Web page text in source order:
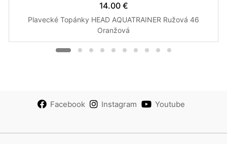
14.00 €
Plavecké Topánky HEAD AQUATRAINER Ružová 46
Oranžová
Facebook Instagram Youtube